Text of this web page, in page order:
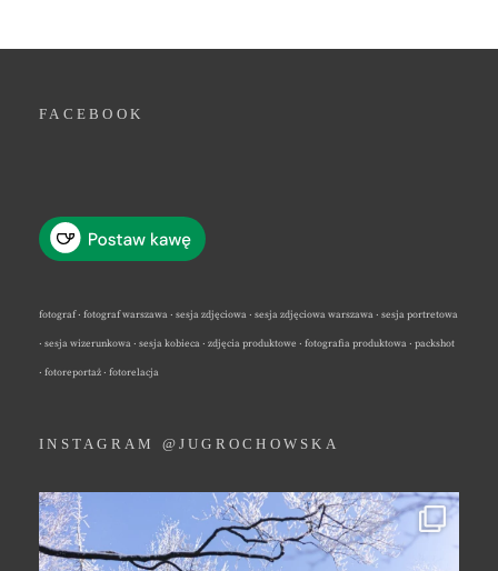
FACEBOOK
fotograf · fotograf warszawa · sesja zdjęciowa · sesja zdjęciowa warszawa · sesja portretowa
· sesja wizerunkowa · sesja kobieca · zdjęcia produktowe · fotografia produktowa · packshot
· fotoreportaż · fotorelacja
INSTAGRAM @JUGROCHOWSKA